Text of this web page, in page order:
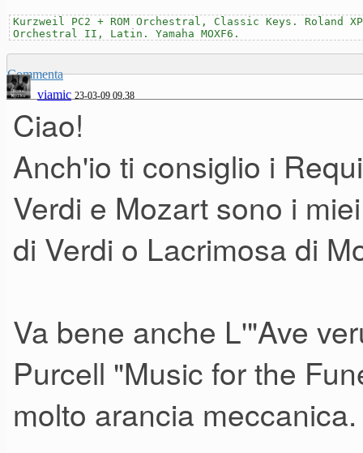
Kurzweil PC2 + ROM Orchestral, Classic Keys. Roland
Orchestral II, Latin. Yamaha MOXF6.
Commenta
viamic 23-03-09 09.38
Ciao!
Anch'io ti consiglio i
Verdi e Mozart sono i
di Verdi o Lacrimosa di
Va bene anche L'"Ave
Purcell "Music for the
molto arancia meccanica.